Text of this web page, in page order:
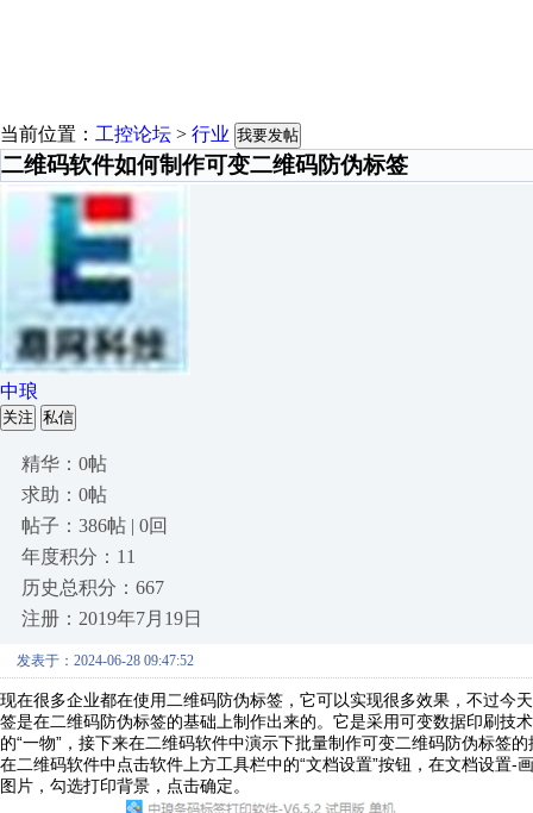
当前位置： 工控论坛 > 行业 我要发帖
二维码软件如何制作可变二维码防伪标签
中琅
关注 私信
精华：0帖
求助：0帖
帖子：386帖 | 0回
年度积分：11
历史总积分：667
注册：2019年7月19日
发表于：2024-06-28 09:47:52
现在很多企业都在使用二维码防伪标签，它可以实现很多效果，不过今
签是在二维码防伪标签的基础上制作出来的。它是采用可变数据印刷技
的“一物”，接下来在二维码软件中演示下批量制作可变二维码防伪标签的
在二维码软件中点击软件上方工具栏中的“文档设置”按钮，在文档设置-
图片，勾选打印背景，点击确定。